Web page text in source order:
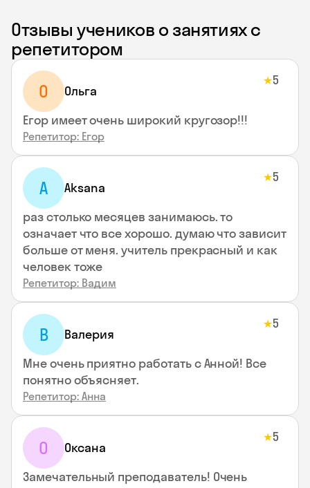
Отзывы учеников о занятиях с
репетитором
О Ольга
★5
Егор имеет очень широкий кругозор!!!
Репетитор: Егор
A Aksana
★5
раз столько месяцев занимаюсь. то
означает что все хорошо. думаю что зависит
больше от меня. учитель прекрасный и как
человек тоже
Репетитор: Вадим
В Валерия
★5
Мне очень приятно работать с Анной! Все
понятно объясняет.
Репетитор: Анна
О Оксана
★5
Замечательный преподаватель! Очень